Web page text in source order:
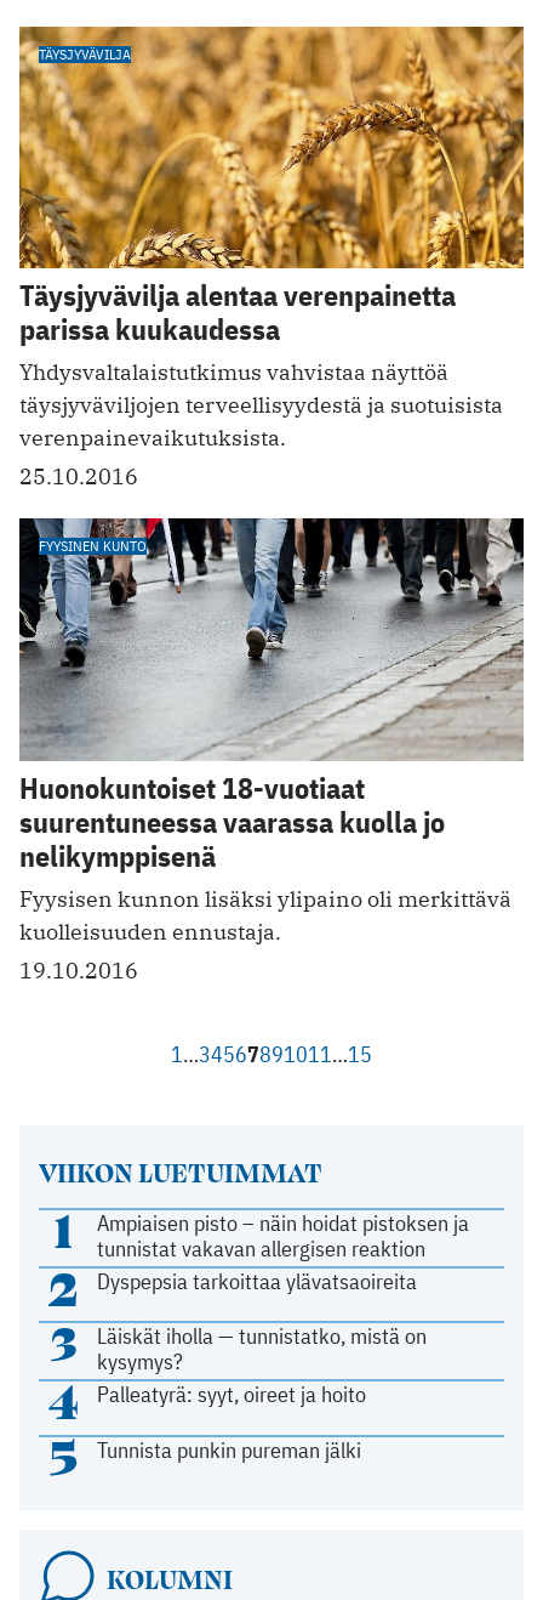
TÄYSJYVÄVILJA
Täysjyvävilja alentaa verenpainetta
parissa kuukaudessa
Yhdysvaltalaistutkimus vahvistaa näyttöä
täysjyväviljojen terveellisyydestä ja suotuisista
verenpainevaikutuksista.
25.10.2016
FYYSINEN KUNTO
Huonokuntoiset 18-vuotiaat
suurentuneessa vaarassa kuolla jo
nelikymppisenä
Fyysisen kunnon lisäksi ylipaino oli merkittävä
kuolleisuuden ennustaja.
19.10.2016
1 …34567891011 …15
VIIKON LUETUIMMAT
1
Ampiaisen pisto – näin hoidat pistoksen ja
tunnistat vakavan allergisen reaktion
2 Dyspepsia tarkoittaa ylävatsaoireita
3
Läiskät iholla — tunnistatko, mistä on
kysymys?
4 Palleatyrä: syyt, oireet ja hoito
5 Tunnista punkin pureman jälki
KOLUMNI